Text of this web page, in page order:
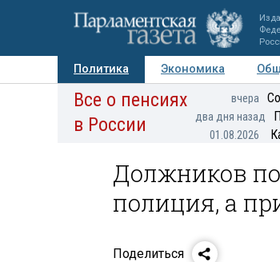
Политика Экономика
Авторы Персоны Мнения
Все о пенсиях
в России
вчера
два дня назад
01.08.2026
Должников
полиция, а
Поделиться